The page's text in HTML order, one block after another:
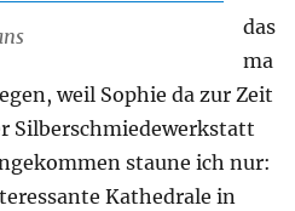
das
ma
weil Sophie da zur Zeit
Silberschmiedewerkstatt
staune ich nur:
Kathedrale in